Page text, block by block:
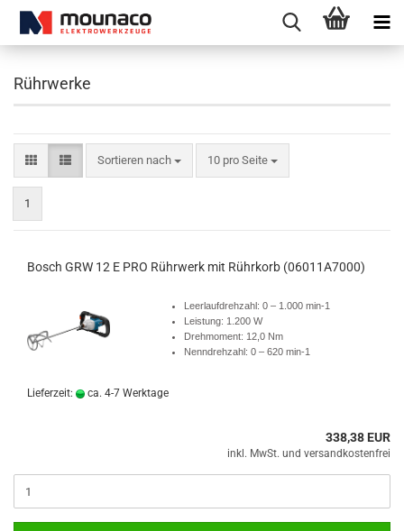
Rührwerke
Sortieren nach 10 pro Seite
1
Bosch GRW 12 E PRO Rührwerk mit Rührkorb (06011A7000)
Leerlaufdrehzahl: 0 – 1.000 min-1
Leistung: 1.200 W
Drehmoment: 12,0 Nm
Nenndrehzahl: 0 – 620 min-1
Lieferzeit: ca. 4-7 Werktage
338,38 EUR